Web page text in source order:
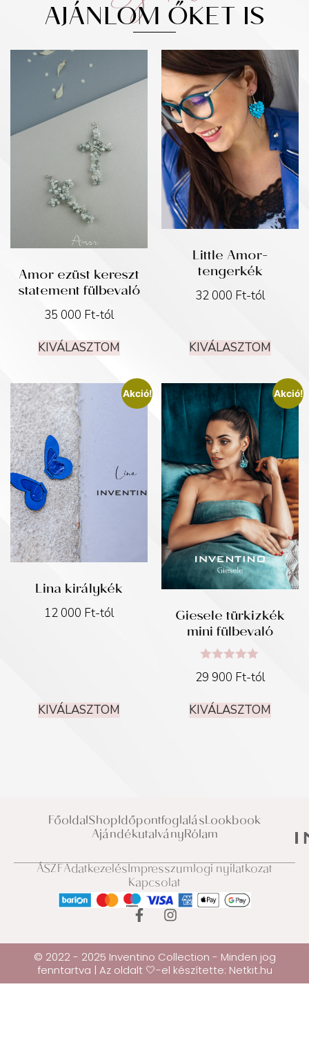
AJÁNLOM ŐKET IS
Amor ezüst kereszt
statement fülbevaló
35 000 Ft-tól
KIVÁLASZTOM
Little Amor-
tengerkék
32 000 Ft-tól
KIVÁLASZTOM
Akció!
Lina királykék
12 000 Ft-tól
KIVÁLASZTOM
Akció!
Giesele türkizkék
mini fülbevaló
Értékelés:
5.00
29 900 Ft-tól
KIVÁLASZTOM
FőoldalShopIdőpontfoglalásLookbook
AjándékutalványRólam
ÁSZFAdatkezelésImpresszumJogi nyilatkozat
Kapcsolat
© 2022 - 2025 Inventino Collection - Minden jog
fenntartva | Az oldalt 🤍-el készítette: Netkit.hu